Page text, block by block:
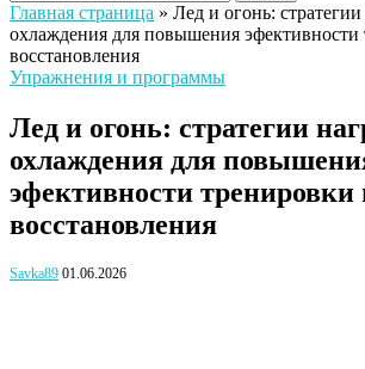
Главная страница » Лед и огонь:
охлаждения для повышения эфективности
восстановления
Упражнения и программы
Лед и огонь: стратегии
охлаждения для
эфективности тренировки
восстановления
Savka89 01.06.2026